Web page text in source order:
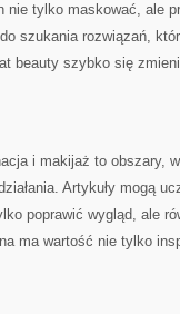
nie tylko maskować, ale
szukania rozwiązań,
beauty szybko się
i makijaż to obszary,
Artykuły mogą
poprawić wygląd, ale
ma wartość nie tylko